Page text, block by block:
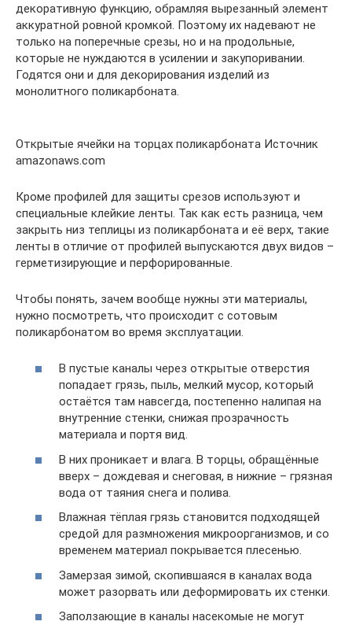
декоративную функцию, обрамляя вырезанный элемент
аккуратной ровной кромкой. Поэтому их надевают не
только на поперечные срезы, но и на продольные,
которые не нуждаются в усилении и закупоривании.
Годятся они и для декорирования изделий из
монолитного поликарбоната.
Открытые ячейки на торцах поликарбоната Источник
amazonaws.com
Кроме профилей для защиты срезов используют и
специальные клейкие ленты. Так как есть разница, чем
закрыть низ теплицы из поликарбоната и её верх, такие
ленты в отличие от профилей выпускаются двух видов –
герметизирующие и перфорированные.
Чтобы понять, зачем вообще нужны эти материалы,
нужно посмотреть, что происходит с сотовым
поликарбонатом во время эксплуатации.
В пустые каналы через открытые отверстия
попадает грязь, пыль, мелкий мусор, который
остаётся там навсегда, постепенно налипая на
внутренние стенки, снижая прозрачность
материала и портя вид.
В них проникает и влага. В торцы, обращённые
вверх – дождевая и снеговая, в нижние – грязная
вода от таяния снега и полива.
Влажная тёплая грязь становится подходящей
средой для размножения микроорганизмов, и со
временем материал покрывается плесенью.
Замерзая зимой, скопившаяся в каналах вода
может разорвать или деформировать их стенки.
Заползающие в каналы насекомые не могут